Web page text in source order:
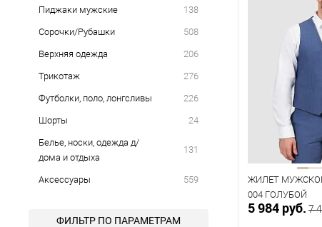
Пиджаки мужские 138
Сорочки/Рубашки 508
Верхняя одежда 206
Трикотаж 276
Футболки, поло, лонгсливы 226
Шорты 24
Белье, носки, одежда д/
дома и отдыха
131
Аксессуары 559
ФИЛЬТР ПО ПАРАМЕТРАМ
ЖИЛЕТ МУЖСКОЙ
004 ГОЛУБОЙ
5 984 руб. 7